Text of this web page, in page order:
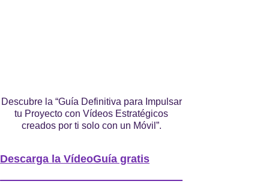
Descubre la “Guía Definitiva para Impulsar
tu Proyecto con Vídeos Estratégicos
creados por ti solo con un Móvil”.
Descarga la VídeoGuía gratis